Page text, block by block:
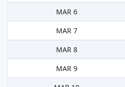
MAR 6
MAR 7
MAR 8
MAR 9